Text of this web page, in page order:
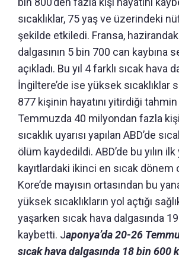
sıcaklıklar, 75 yaş ve üzerindeki
şekilde etkiledi. Fransa,
dalgasının 5 bin 700 can kaybına
açıkladı. Bu yıl 4 farklı sıcak hava
İngiltere’de ise yüksek sıcaklıklar
877 kişinin hayatını yitirdiği
Temmuzda 40 milyondan fazla kişi
sıcaklık uyarısı yapılan ABD’de
ölüm kaydedildi. ABD’de bu yılın ilk
kayıtlardaki ikinci en sıcak dönem
Kore’de mayısın ortasından bu
yüksek sıcaklıkların yol açtığı
yaşarken sıcak hava dalgasında 19
kaybetti. Japonya’da 20-26
sıcak hava dalgasında 18 bin 600